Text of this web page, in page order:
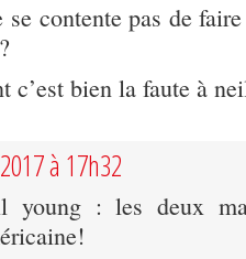
contente pas de
c’est bien la faute à
à 17h32
young : les deux